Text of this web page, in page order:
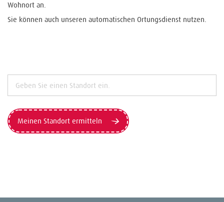
Wohnort an.
Sie können auch unseren automatischen Ortungsdienst nutzen.
Meinen Standort ermitteln